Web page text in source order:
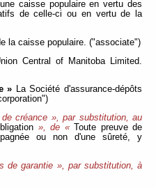
caisse populaire en vertu des
de celle-ci ou en vertu de la
la caisse populaire. ("associate")
Central of Manitoba Limited.
» La Société d'assurance-dépôts
créance », par substitution, au
», de «
Toute preuve de
ou non d'une sûreté, y
de garantie », par substitution, à